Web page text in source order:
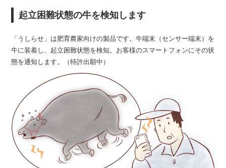
起立困難状態の牛を検知します
「うしらせ」は肥育農家向けの製品です。牛端末（センサー端末）を
牛に装着し、起立困難状態を検知。お客様のスマートフォンにその状
態を通知します。（特許出願中）